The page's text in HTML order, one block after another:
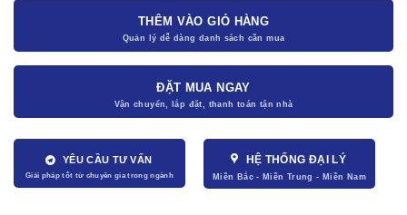
THÊM VÀO GIỎ HÀNG
ĐẶT MUA NGAY
YÊU CẦU TƯ VẤN HỆ THỐNG ĐẠI LÝ